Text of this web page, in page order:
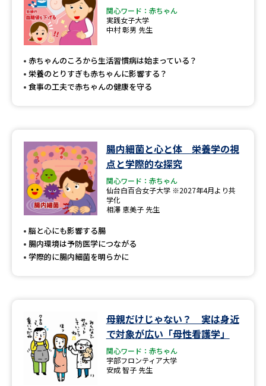
来場型・Web型イベント特集 夢ナビライブ
受験準備 資料検索
先輩が入学を決めた理由 テレメール全国一斉進学調査
新生活お役立ちガイド
学問発見
学問のミニ講義「夢ナビ講義」 学問分野解説
学問の教科書 夢ナビライブ
関心ワード：赤ちゃん
実践女子大学
中村 彰男 先生
赤ちゃんのころから生活習慣病は始まっている？
栄養のとりすぎも赤ちゃんに影響する？
食事の工夫で赤ちゃんの健康を守る
腸内細菌と心と体 栄養学の視
点と学際的な探究
関心ワード：赤ちゃん
仙台白百合女子大学 ※2027年4月より共
学化
相澤 恵美子 先生
脳と心にも影響する腸
腸内環境は予防医学につながる
学際的に腸内細菌を明らかに
母親だけじゃない？ 実は身近
で対象が広い「母性看護学」
関心ワード：赤ちゃん
宇部フロンティア大学
安成 智子 先生